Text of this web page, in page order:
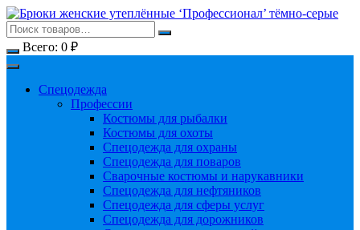
Перейти
к
содержимому
Всего: 0 ₽
Спецодежда
Профессии
Костюмы для рыбалки
Костюмы для охоты
Спецодежда для охраны
Спецодежда для поваров
Сварочные костюмы и нарукавники
Спецодежда для нефтяников
Спецодежда для сферы услуг
Спецодежда для дорожников